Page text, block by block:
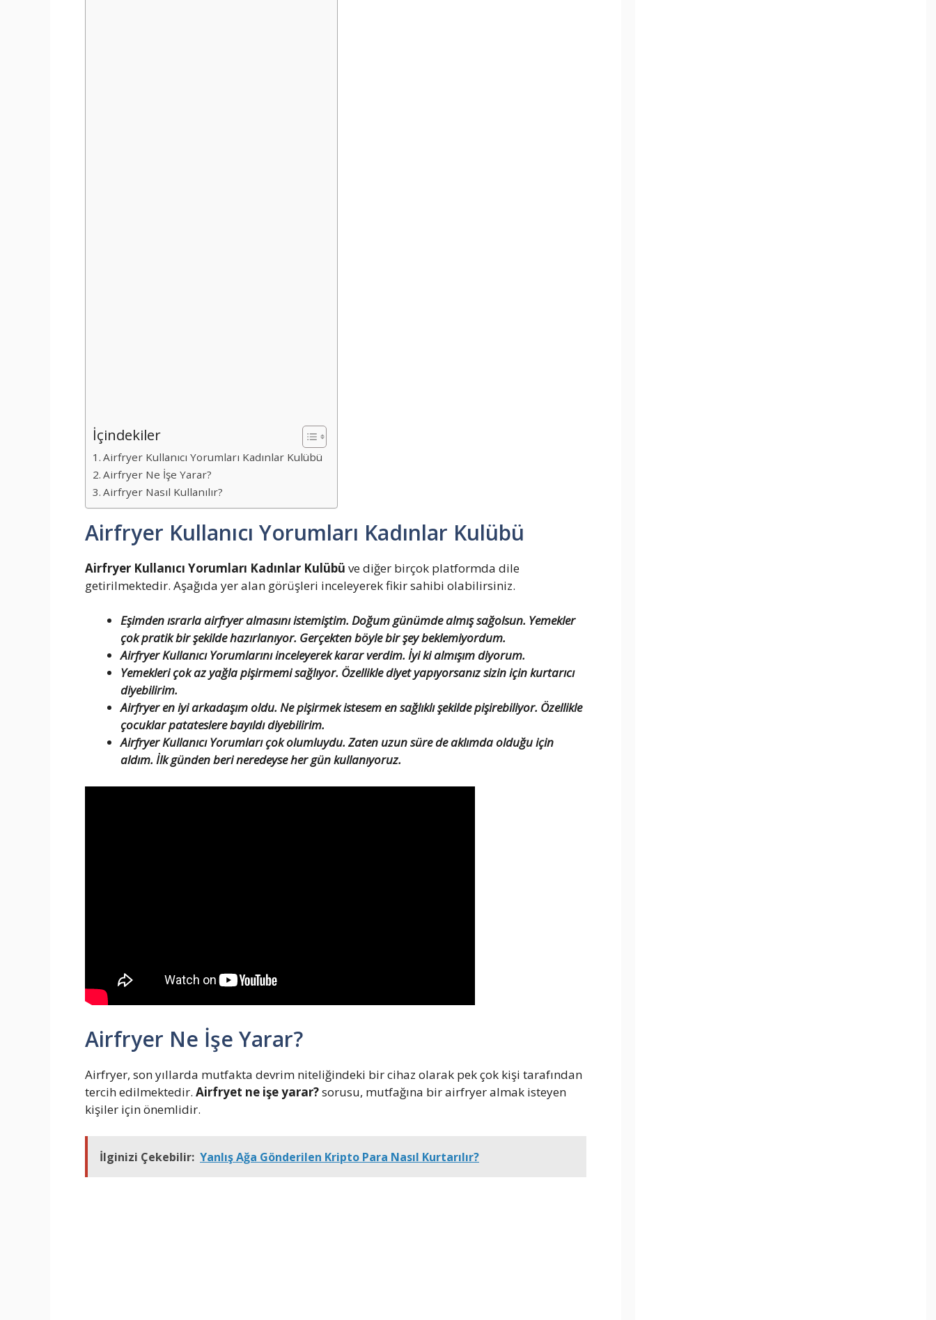
İçindekiler
Airfryer Kullanıcı Yorumları Kadınlar Kulübü
Airfryer Ne İşe Yarar?
Airfryer Nasıl Kullanılır?
Airfryer Kullanıcı Yorumları Kadınlar Kulübü
Airfryer Kullanıcı Yorumları Kadınlar Kulübü ve diğer birçok platformda dile
getirilmektedir. Aşağıda yer alan görüşleri inceleyerek fikir sahibi olabilirsiniz.
Eşimden ısrarla airfryer almasını istemiştim. Doğum günümde almış sağolsun. Yemekler
çok pratik bir şekilde hazırlanıyor. Gerçekten böyle bir şey beklemiyordum.
Airfryer Kullanıcı Yorumlarını inceleyerek karar verdim. İyi ki almışım diyorum.
Yemekleri çok az yağla pişirmemi sağlıyor. Özellikle diyet yapıyorsanız sizin için kurtarıcı
diyebilirim.
Airfryer en iyi arkadaşım oldu. Ne pişirmek istesem en sağlıklı şekilde pişirebiliyor. Özellikle
çocuklar patateslere bayıldı diyebilirim.
Airfryer Kullanıcı Yorumları çok olumluydu. Zaten uzun süre de aklımda olduğu için
aldım. İlk günden beri neredeyse her gün kullanıyoruz.
Airfryer Ne İşe Yarar?
Airfryer, son yıllarda mutfakta devrim niteliğindeki bir cihaz olarak pek çok kişi tarafından
tercih edilmektedir. Airfryet ne işe yarar?sorusu, mutfağına bir airfryer almak isteyen
kişiler için önemlidir.
İlginizi Çekebilir: Yanlış Ağa Gönderilen Kripto Para Nasıl Kurtarılır?